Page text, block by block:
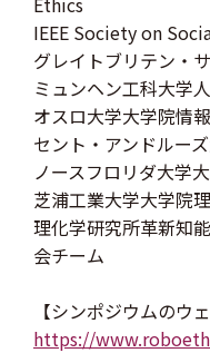
IEEE Society on
グレイトブリテン・
ミュンヘン工科大学
オスロ大学大学院情
セント・アンドルー
ノースフロリダ大学
芝浦工業大学大学院
理化学研究所革新知
会チーム
【シンポジウムのウ
https://